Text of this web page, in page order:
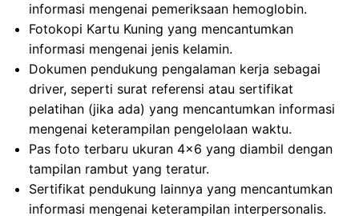
informasi mengenai pemeriksaan hemoglobin.
Fotokopi Kartu Kuning yang mencantumkan
informasi mengenai jenis kelamin.
Dokumen pendukung pengalaman kerja sebagai
driver, seperti surat referensi atau sertifikat
pelatihan (jika ada) yang mencantumkan informasi
mengenai keterampilan pengelolaan waktu.
Pas foto terbaru ukuran 4×6 yang diambil dengan
tampilan rambut yang teratur.
Sertifikat pendukung lainnya yang mencantumkan
informasi mengenai keterampilan interpersonalis.